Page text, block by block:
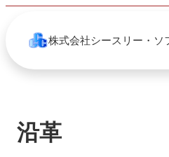
ス
株式会社シースリー・ソ
沿革